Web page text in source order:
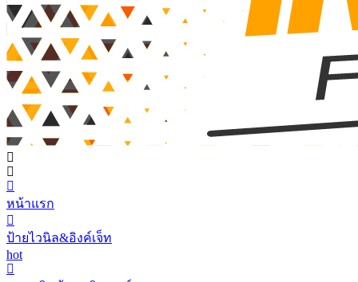
หน้าแรก
ป้ายไวนิล&อิงค์เจ็ท
hot